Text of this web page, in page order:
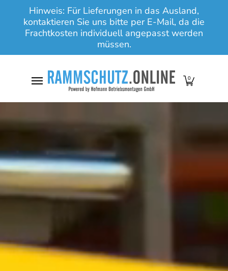
Zum Hauptinhalt springen
Hinweis: Für Lieferungen in das Ausland,
kontaktieren Sie uns bitte per E-Mail, da die
Frachtkosten individuell angepasst werden
müssen.
0